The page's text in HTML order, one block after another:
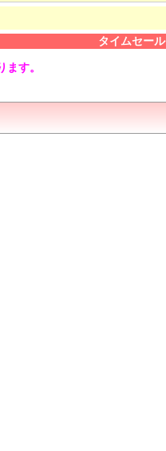
タイムセール
す。